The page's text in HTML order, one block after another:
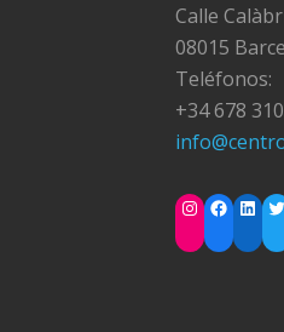
Calle
08015
Teléfonos:
+34 678
Instagram